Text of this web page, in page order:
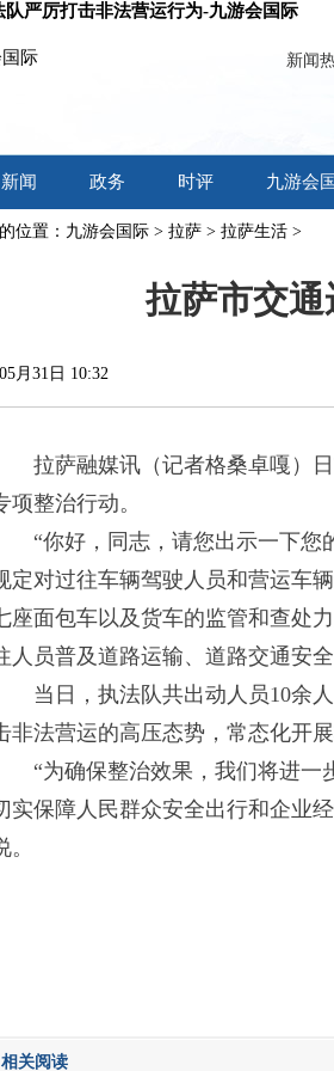
严厉打击非法营运行为-九游会国际
际 新闻
新闻 政务 时评 九游会
位置： 九游会国际 > 拉萨 > 拉萨生活 >
拉萨市交
月31日 10:32
拉萨融媒讯（记者格桑卓嘎）
项整治行动。
“你好，同志，请您出示一下您
定对过往车辆驾驶人员和营运车
座面包车以及货车的监管和查处
人员普及道路运输、道路交通安
当日，执法队共出动人员10余
非法营运的高压态势，常态化开
“为确保整治效果，我们将进一
实保障人民群众安全出行和企业
。
相关阅读